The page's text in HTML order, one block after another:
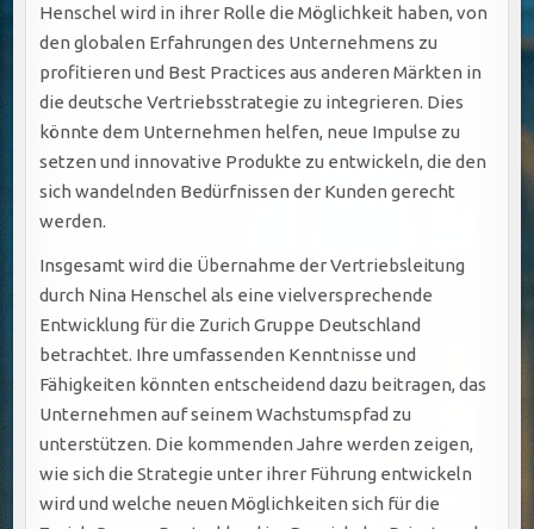
Henschel wird in ihrer Rolle die Möglichkeit haben, von
den globalen Erfahrungen des Unternehmens zu
profitieren und Best Practices aus anderen Märkten in
die deutsche Vertriebsstrategie zu integrieren. Dies
könnte dem Unternehmen helfen, neue Impulse zu
setzen und innovative Produkte zu entwickeln, die den
sich wandelnden Bedürfnissen der Kunden gerecht
werden.
Insgesamt wird die Übernahme der Vertriebsleitung
durch Nina Henschel als eine vielversprechende
Entwicklung für die Zurich Gruppe Deutschland
betrachtet. Ihre umfassenden Kenntnisse und
Fähigkeiten könnten entscheidend dazu beitragen, das
Unternehmen auf seinem Wachstumspfad zu
unterstützen. Die kommenden Jahre werden zeigen,
wie sich die Strategie unter ihrer Führung entwickeln
wird und welche neuen Möglichkeiten sich für die